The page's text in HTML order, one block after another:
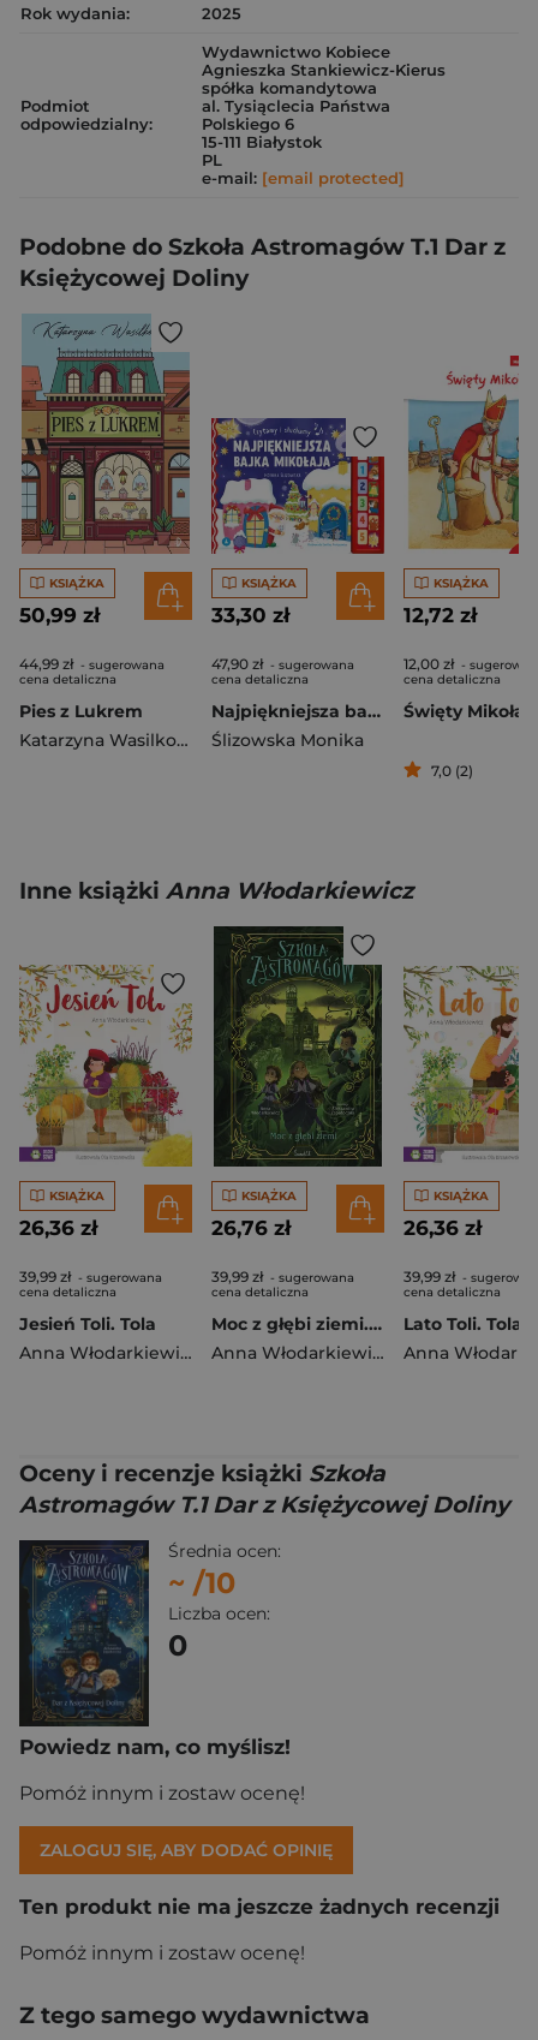
Rok wydania: 2025
Podmiot
odpowiedzialny:
Wydawnictwo Kobiece
Agnieszka Stankiewicz-Kierus
spółka komandytowa
al. Tysiąclecia Państwa
Polskiego 6
15-111 Białystok
PL
e-mail: [email protected]
Podobne do Szkoła Astromagów T.1 Dar z
Księżycowej Doliny
KSIĄŻKA
50,99 zł
44,99 zł - sugerowana
cena detaliczna
Pies z Lukrem
Katarzyna Wasilkowska
KSIĄŻKA
33,30 zł
47,90 zł - sugerowana
cena detaliczna
Najpiękniejsza bajka Mikołaja. Czytamy i słuchamy
Ślizowska Monika
KSIĄŻKA
12,72 zł
12,00 zł -
cena detaliczna
Święty Mikołaj
7,0 (2)
Inne książki Anna Włodarkiewicz
KSIĄŻKA
26,36 zł
39,99 zł - sugerowana
cena detaliczna
Jesień Toli. Tola
Anna Włodarkiewicz
KSIĄŻKA
26,76 zł
39,99 zł - sugerowana
cena detaliczna
Moc z głębi ziemi. Szkoła Astromagów. Tom 4
Anna Włodarkiewicz
KSIĄŻKA
26,36 zł
39,99 zł -
cena detaliczna
Lato Toli. Tola
Oceny i recenzje książki Szkoła
Astromagów T.1 Dar z Księżycowej Doliny
Średnia ocen:
~ /10
Liczba ocen:
0
Powiedz nam, co myślisz!
Pomóż innym i zostaw ocenę!
ZALOGUJ SIĘ, ABY DODAĆ OPINIĘ
Ten produkt nie ma jeszcze żadnych recenzji
Pomóż innym i zostaw ocenę!
Z tego samego wydawnictwa